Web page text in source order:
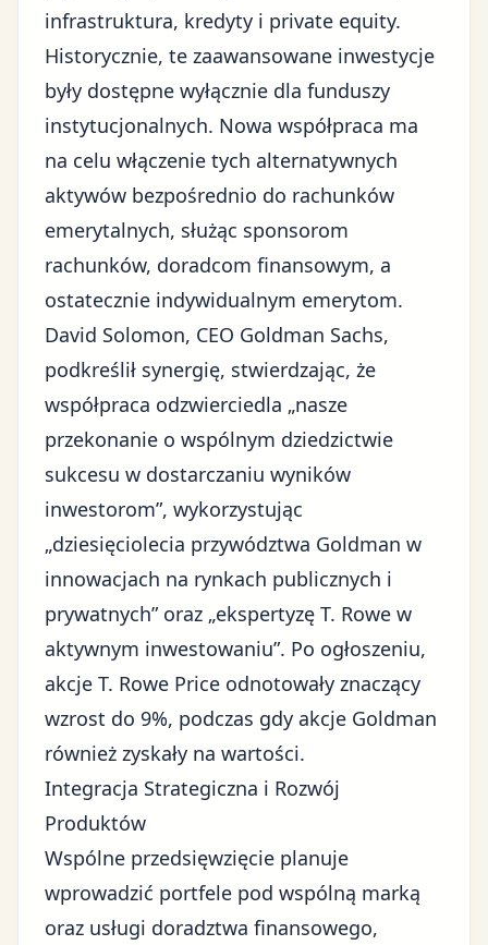
infrastruktura, kredyty i private equity.
Historycznie, te zaawansowane inwestycje
były dostępne wyłącznie dla funduszy
instytucjonalnych. Nowa współpraca ma
na celu włączenie tych alternatywnych
aktywów bezpośrednio do rachunków
emerytalnych, służąc sponsorom
rachunków, doradcom finansowym, a
ostatecznie indywidualnym emerytom.
David Solomon, CEO Goldman Sachs,
podkreślił synergię, stwierdzając, że
współpraca odzwierciedla „nasze
przekonanie o wspólnym dziedzictwie
sukcesu w dostarczaniu wyników
inwestorom”, wykorzystując
„dziesięciolecia przywództwa Goldman w
innowacjach na rynkach publicznych i
prywatnych” oraz „ekspertyzę T. Rowe w
aktywnym inwestowaniu”. Po ogłoszeniu,
akcje T. Rowe Price odnotowały znaczący
wzrost do 9%, podczas gdy akcje Goldman
również zyskały na wartości.
Integracja Strategiczna i Rozwój
Produktów
Wspólne przedsięwzięcie planuje
wprowadzić portfele pod wspólną marką
oraz usługi doradztwa finansowego,